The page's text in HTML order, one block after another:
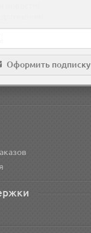
Оформить подписку